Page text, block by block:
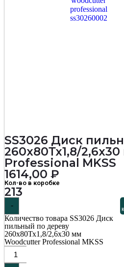
SS3026 Диск
260х80Тх1,8/
Professional MKSS
1614,00 ₽
Кол-во в коробке
213
-
Количество товара SS3026 Диск
пильный по дереву
260х80Тх1,8/2,6х30 мм
Woodcutter Professional MKSS